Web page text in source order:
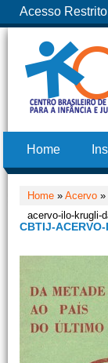
Acesso Restrito
Home
Home » Acervo »
acervo-ilo-krugli-
CBTIJ-